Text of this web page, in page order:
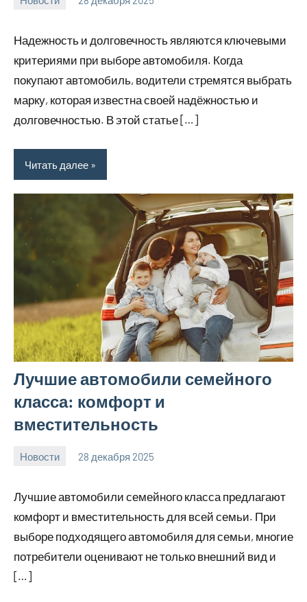
Надежность и долговечность являются ключевыми
критериями при выборе автомобиля. Когда
покупают автомобиль, водители стремятся выбрать
марку, которая известна своей надёжностью и
долговечностью. В этой статье […]
Читать далее
Лучшие автомобили семейного
класса: комфорт и
вместительность
Новости 28 декабря 2025
Лучшие автомобили семейного класса предлагают
комфорт и вместительность для всей семьи. При
выборе подходящего автомобиля для семьи, многие
потребители оценивают не только внешний вид и
[…]